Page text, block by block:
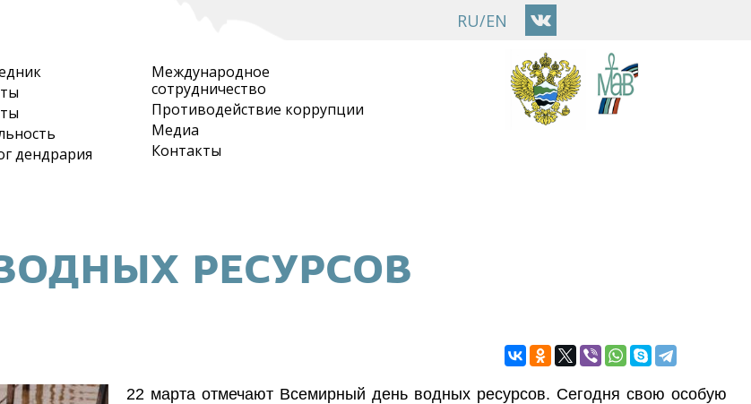
RU/EN
дендрария
Международное
сотрудничество
Противодействие коррупции
Медиа
Контакты
РЕСУРСОВ
22 марта отмечают Всемирный день водных ресурсов. Сегодня свою особую